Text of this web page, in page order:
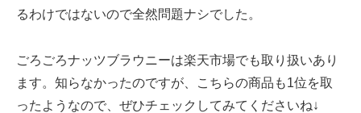
るわけではないので全然問題ナシでした。
ごろごろナッツブラウニーは楽天市場でも取り扱いあり
ます。知らなかったのですが、こちらの商品も1位を取
ったようなので、ぜひチェックしてみてくださいね↓